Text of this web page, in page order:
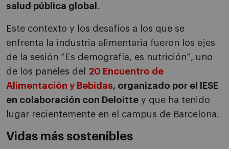
salud pública global .
Este contexto y los desafíos a los que se
enfrenta la industria alimentaria fueron los ejes
de la sesión “Es demografía, es nutrición”, uno
de los paneles del 20 Encuentro de
Alimentación y Bebidas, organizado por el IESE
en colaboración con Deloitte y que ha tenido
lugar recientemente en el campus de Barcelona.
Vidas más sostenibles